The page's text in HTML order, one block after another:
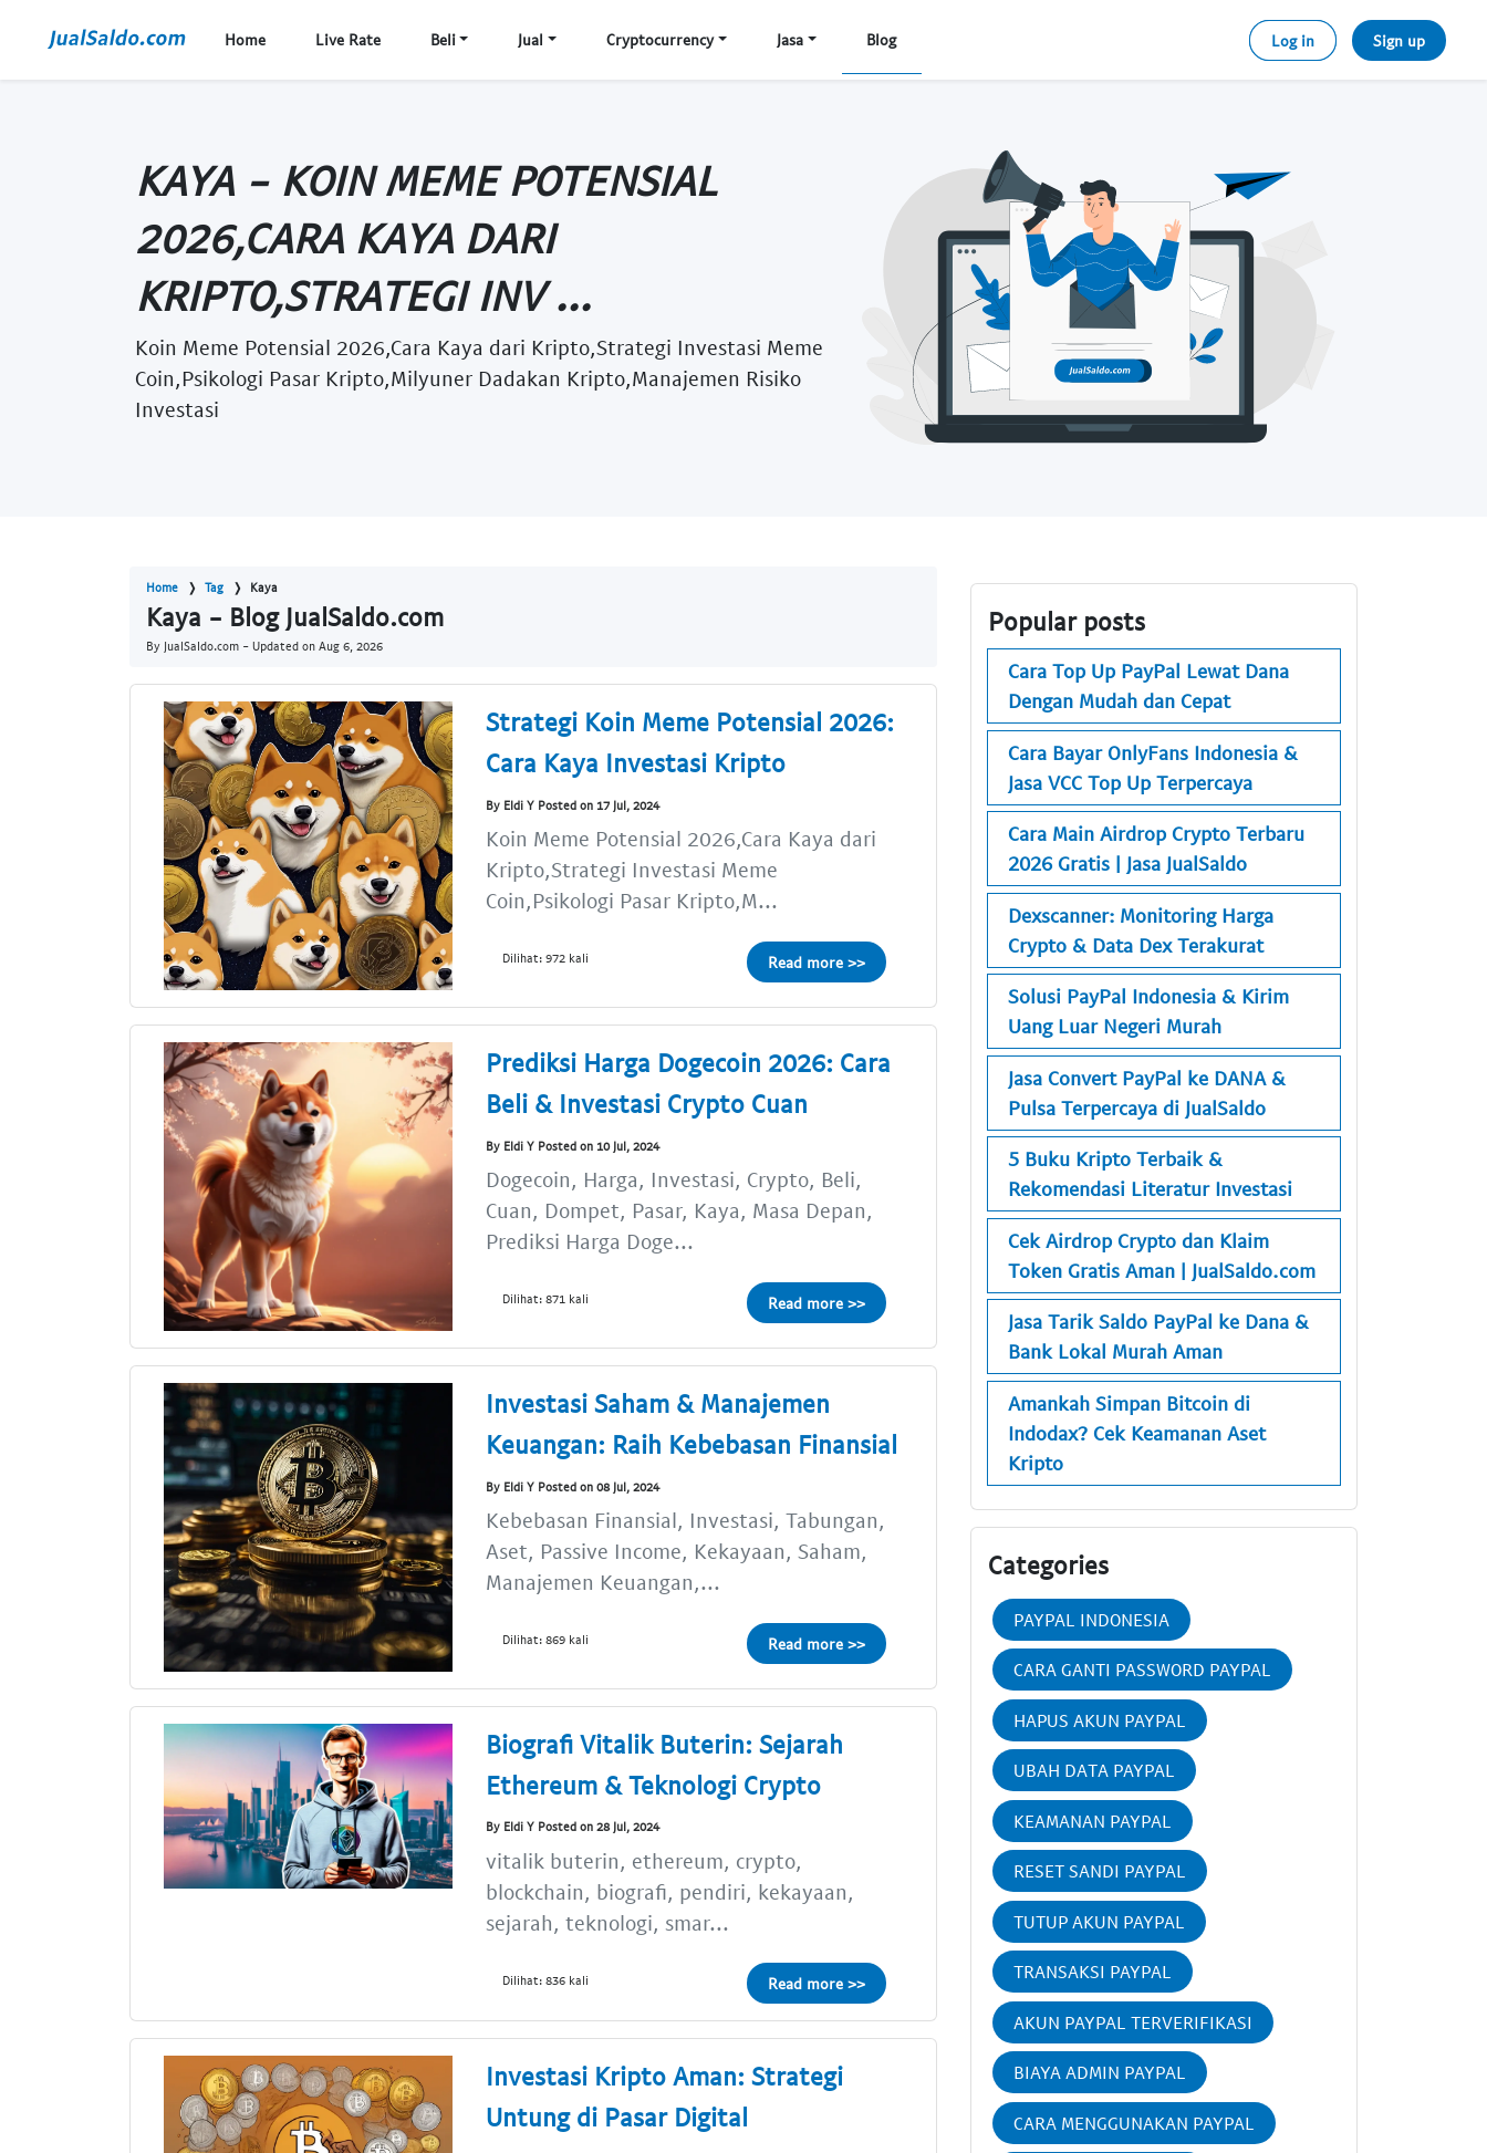
Home Live Rate Beli Jual Cryptocurrency Jasa Blog Log in Sign up
KAYA - KOIN MEME POTENSIAL
2026,CARA KAYA DARI
KRIPTO,STRATEGI INV ...
Koin Meme Potensial 2026,Cara Kaya dari Kripto,Strategi Investasi Meme
Coin,Psikologi Pasar Kripto,Milyuner Dadakan Kripto,Manajemen Risiko
Investasi
Home Tag Kaya
Kaya - Blog JualSaldo.com
By JualSaldo.com - Updated on Aug 6, 2026
Strategi Koin Meme Potensial 2026:
Cara Kaya Investasi Kripto
By Eldi Y Posted on 17 Jul, 2024
Koin Meme Potensial 2026,Cara Kaya dari
Kripto,Strategi Investasi Meme
Coin,Psikologi Pasar Kripto,M...
Dilihat: 972 kali Read more >>
Prediksi Harga Dogecoin 2026: Cara
Beli & Investasi Crypto Cuan
By Eldi Y Posted on 10 Jul, 2024
Dogecoin, Harga, Investasi, Crypto, Beli,
Cuan, Dompet, Pasar, Kaya, Masa Depan,
Prediksi Harga Doge...
Dilihat: 871 kali Read more >>
Investasi Saham & Manajemen
Keuangan: Raih Kebebasan Finansial
By Eldi Y Posted on 08 Jul, 2024
Kebebasan Finansial, Investasi, Tabungan,
Aset, Passive Income, Kekayaan, Saham,
Manajemen Keuangan,...
Dilihat: 869 kali Read more >>
Biografi Vitalik Buterin: Sejarah
Ethereum & Teknologi Crypto
By Eldi Y Posted on 28 Jul, 2024
vitalik buterin, ethereum, crypto,
blockchain, biografi, pendiri, kekayaan,
sejarah, teknologi, smar...
Dilihat: 836 kali Read more >>
Investasi Kripto Aman: Strategi
Untung di Pasar Digital
Popular posts
Cara Top Up PayPal Lewat Dana
Dengan Mudah dan Cepat
Cara Bayar OnlyFans Indonesia &
Jasa VCC Top Up Terpercaya
Cara Main Airdrop Crypto Terbaru
2026 Gratis | Jasa JualSaldo
Dexscanner: Monitoring Harga
Crypto & Data Dex Terakurat
Solusi PayPal Indonesia & Kirim
Uang Luar Negeri Murah
Jasa Convert PayPal ke DANA &
Pulsa Terpercaya di JualSaldo
5 Buku Kripto Terbaik &
Rekomendasi Literatur Investasi
Cek Airdrop Crypto dan Klaim
Token Gratis Aman | JualSaldo.com
Jasa Tarik Saldo PayPal ke Dana &
Bank Lokal Murah Aman
Amankah Simpan Bitcoin di
Indodax? Cek Keamanan Aset
Kripto
Categories
PAYPAL INDONESIA
CARA GANTI PASSWORD PAYPAL
HAPUS AKUN PAYPAL
UBAH DATA PAYPAL
KEAMANAN PAYPAL
RESET SANDI PAYPAL
TUTUP AKUN PAYPAL
TRANSAKSI PAYPAL
AKUN PAYPAL TERVERIFIKASI
BIAYA ADMIN PAYPAL
CARA MENGGUNAKAN PAYPAL